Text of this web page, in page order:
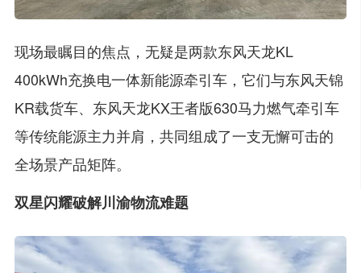
现场最瞩目的焦点，无疑是两款东风天龙KL
400kWh充换电一体新能源牵引车，它们与东风天锦
KR载货车、东风天龙KX王者版630马力燃气牵引车
等传统能源主力并肩，共同组成了一支无懈可击的
全场景产品矩阵。
双星闪耀破解川渝物流难题